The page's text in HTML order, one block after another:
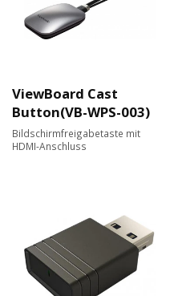
ViewBoard Cast
Button(VB-WPS-003)
Bildschirmfreigabetaste mit
HDMI-Anschluss